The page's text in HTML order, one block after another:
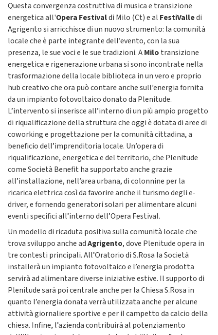
Questa convergenza costruttiva di musica e transizione
energetica all'Opera Festivaldi Milo (Ct) e al FestiValledi
Agrigento si arricchisce di un nuovo strumento: la comunità
locale che è parte integrante dell’evento, con la sua
presenza, le sue voci e le sue tradizioni. AMilo transizione
energetica e rigenerazione urbana si sono incontrate nella
trasformazione della locale biblioteca in un vero e proprio
hub creativo che ora può contare anche sull’energia fornita
da un impianto fotovoltaico donato da Plenitude.
L’intervento si inserisce all’interno di un più ampio progetto
di riqualificazione della struttura che oggi è dotata di aree di
coworking e progettazione per la comunità cittadina, a
beneficio dell’imprenditoria locale. Un’opera di
riqualificazione, energetica e del territorio, che Plenitude
come Società Benefit ha supportato anche grazie
all’installazione, nell’area urbana, di colonnine per la
ricarica elettrica così da favorire anche il turismo degli e-
driver, e fornendo generatori solari per alimentare alcuni
eventi specifici all’interno dell’Opera Festival.
Un modello di ricaduta positiva sulla comunità locale che
trova sviluppo anche adAgrigento, dove Plenitude opera in
tre contesti principali. All’Oratorio di S.Rosa la Società
installerà un impianto fotovoltaico e l’energia prodotta
servirà ad alimentare diverse iniziative estive. Il supporto di
Plenitude sarà poi centrale anche per la Chiesa S.Rosa in
quanto l’energia donata verrà utilizzata anche per alcune
attività giornaliere sportive e per il campetto da calcio della
chiesa. Infine, l’azienda contribuirà al potenziamento